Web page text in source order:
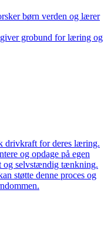
børn verden og lærer
grobund for læring og
drivkraft for deres læring.
og opdage på egen
og selvstændig tænkning.
støtte denne proces og